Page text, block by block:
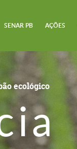
SENAR PB AÇÕES
ecológico